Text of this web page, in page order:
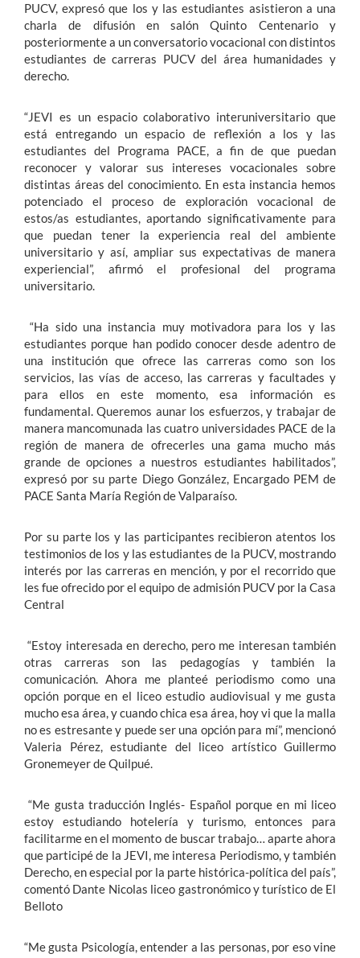
PUCV, expresó que los y las estudiantes asistieron a una
charla de difusión en salón Quinto Centenario y
posteriormente a un conversatorio vocacional con distintos
estudiantes de carreras PUCV del área humanidades y
derecho.
“JEVI es un espacio colaborativo interuniversitario que
está entregando un espacio de reflexión a los y las
estudiantes del Programa PACE, a fin de que puedan
reconocer y valorar sus intereses vocacionales sobre
distintas áreas del conocimiento. En esta instancia hemos
potenciado el proceso de exploración vocacional de
estos/as estudiantes, aportando significativamente para
que puedan tener la experiencia real del ambiente
universitario y así, ampliar sus expectativas de manera
experiencial”, afirmó el profesional del programa
universitario.
“Ha sido una instancia muy motivadora para los y las
estudiantes porque han podido conocer desde adentro de
una institución que ofrece las carreras como son los
servicios, las vías de acceso, las carreras y facultades y
para ellos en este momento, esa información es
fundamental. Queremos aunar los esfuerzos, y trabajar de
manera mancomunada las cuatro universidades PACE de la
región de manera de ofrecerles una gama mucho más
grande de opciones a nuestros estudiantes habilitados”,
expresó por su parte Diego González, Encargado PEM de
PACE Santa María Región de Valparaíso.
Por su parte los y las participantes recibieron atentos los
testimonios de los y las estudiantes de la PUCV, mostrando
interés por las carreras en mención, y por el recorrido que
les fue ofrecido por el equipo de admisión PUCV por la Casa
Central
“Estoy interesada en derecho, pero me interesan también
otras carreras son las pedagogías y también la
comunicación. Ahora me planteé periodismo como una
opción porque en el liceo estudio audiovisual y me gusta
mucho esa área, y cuando chica esa área, hoy vi que la malla
no es estresante y puede ser una opción para mí”, mencionó
Valeria Pérez, estudiante del liceo artístico Guillermo
Gronemeyer de Quilpué.
“Me gusta traducción Inglés- Español porque en mi liceo
estoy estudiando hotelería y turismo, entonces para
facilitarme en el momento de buscar trabajo… aparte ahora
que participé de la JEVI, me interesa Periodismo, y también
Derecho, en especial por la parte histórica-política del país”,
comentó Dante Nicolas liceo gastronómico y turístico de El
Belloto
“Me gusta Psicología, entender a las personas, por eso vine